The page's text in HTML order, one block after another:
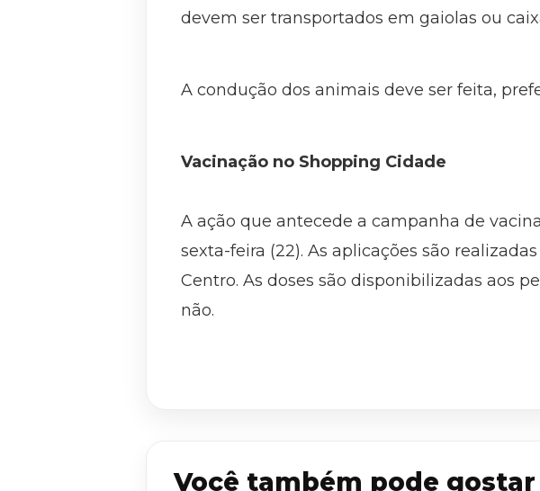
devem ser transportados em gaiolas ou
A condução dos animais deve ser feita,
Vacinação no Shopping Cidade
A ação que antecede a campanha de
sexta-feira (22). As aplicações são
Centro. As doses são disponibilizadas aos
não.
Você também pode gostar